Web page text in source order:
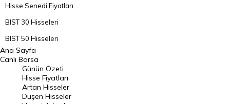
Hisse Senedi Fiyatları
BIST 30 Hisseleri
BIST 50 Hisseleri
BIST 100 Hisseleri
En Çok Artan Hisseler
En Çok Düşen Hisseler
Ana Sayfa
Canlı Borsa
Günün Özeti
Hisse Fiyatları
Artan Hisseler
Düşen Hisseler